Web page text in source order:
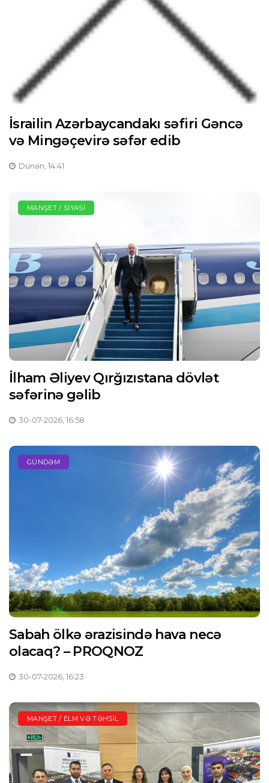
İsrailin Azərbaycandakı səfiri Gəncə
və Mingəçevirə səfər edib
Dünən, 14:41
MANŞET / SIYASI
İlham Əliyev Qırğızıstana dövlət
səfərinə gəlib
30-07-2026, 16:58
GÜNDƏM
Sabah ölkə ərazisində hava necə
olacaq? – PROQNOZ
30-07-2026, 16:23
MANŞET / ELM VƏ TƏHSIL